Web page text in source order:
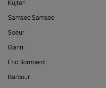
Kujten
Samsoe Samsoe
Soeur
Ganni
Éric Bompard
Barbour